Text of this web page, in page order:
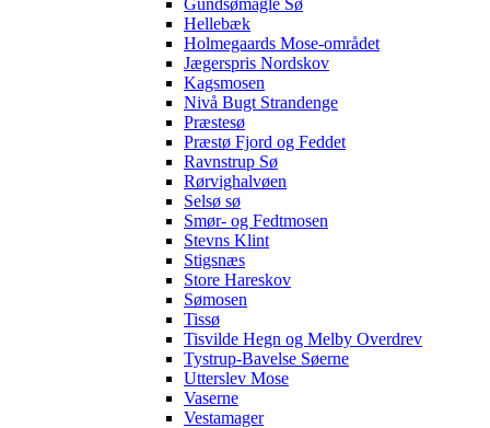
Gundsømagle Sø
Hellebæk
Holmegaards Mose-området
Jægerspris Nordskov
Kagsmosen
Nivå Bugt Strandenge
Præstesø
Præstø Fjord og Feddet
Ravnstrup Sø
Rørvighalvøen
Selsø sø
Smør- og Fedtmosen
Stevns Klint
Stigsnæs
Store Hareskov
Sømosen
Tissø
Tisvilde Hegn og Melby Overdrev
Tystrup-Bavelse Søerne
Utterslev Mose
Vaserne
Vestamager